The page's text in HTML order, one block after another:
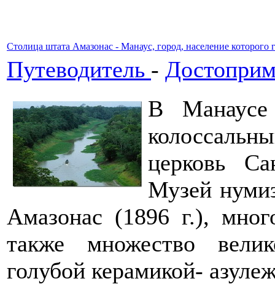
Столица штата Амазонас - Манаус, город, население которого
Путеводитель -
В Манаусе
церковь
Музей
Амазонас (1896 г.),
также множество
голубой керамикой-